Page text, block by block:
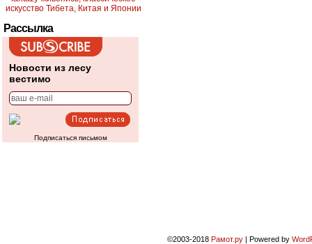
Рассылка
Новости из лесу
вестимо
Подписаться письмом
©2003-2018 Рамот.ру | Powered by